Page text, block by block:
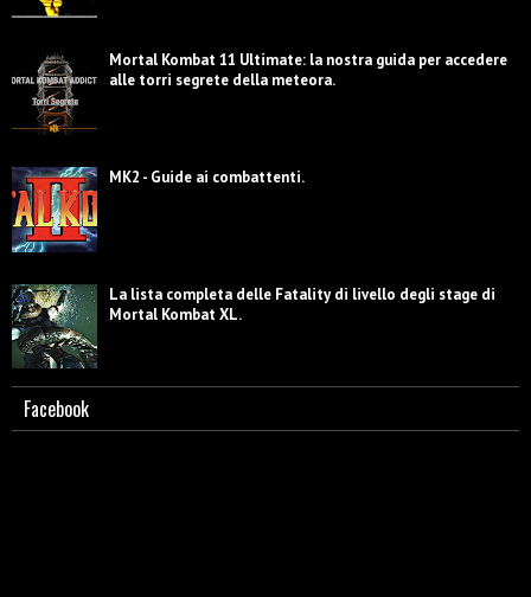
Mortal Kombat 11 Ultimate: la nostra guida per accedere
alle torri segrete della meteora.
MK2 - Guide ai combattenti.
La lista completa delle Fatality di livello degli stage di
Mortal Kombat XL.
Facebook